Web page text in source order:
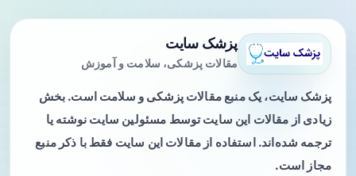
پزشک سایت
مقالات پزشکی، سلامت و آموزش
پزشک سایت، یک منبع مقالات پزشکی و سلامت است. بخش
زیادی از مقالات این سایت توسط مسئولین سایت نوشته یا
ترجمه شده‌اند. استفاده از مقالات این سایت فقط با ذکر منبع
مجاز است.